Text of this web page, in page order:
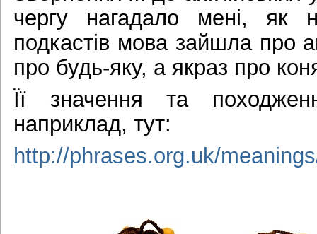
чергу нагадало мені,
подкастів мова зайшла про
про будь-яку, а якраз про
Її значення та
наприклад, тут:
http://phrases.org.uk/